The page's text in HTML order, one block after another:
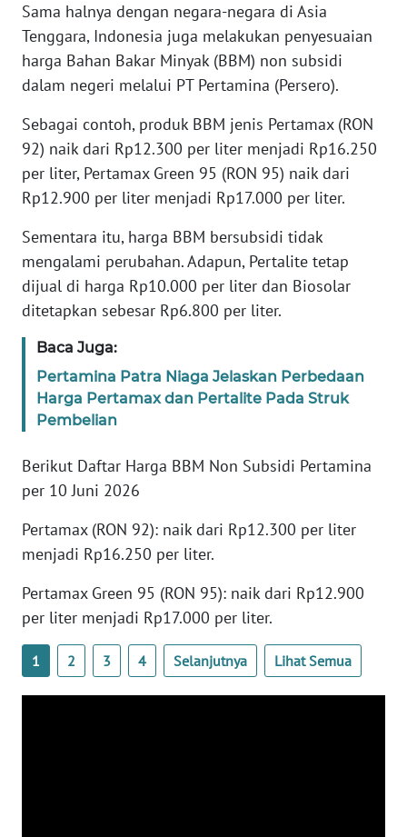
Sama halnya dengan negara-negara di Asia
Tenggara, Indonesia juga melakukan penyesuaian
harga Bahan Bakar Minyak (BBM) non subsidi
dalam negeri melalui PT Pertamina (Persero).
Sebagai contoh, produk BBM jenis Pertamax (RON
92) naik dari Rp12.300 per liter menjadi Rp16.250
per liter, Pertamax Green 95 (RON 95) naik dari
Rp12.900 per liter menjadi Rp17.000 per liter.
Sementara itu, harga BBM bersubsidi tidak
mengalami perubahan. Adapun, Pertalite tetap
dijual di harga Rp10.000 per liter dan Biosolar
ditetapkan sebesar Rp6.800 per liter.
Baca Juga:
Pertamina Patra Niaga Jelaskan Perbedaan
Harga Pertamax dan Pertalite Pada Struk
Pembelian
Berikut Daftar Harga BBM Non Subsidi Pertamina
per 10 Juni 2026
Pertamax (RON 92): naik dari Rp12.300 per liter
menjadi Rp16.250 per liter.
Pertamax Green 95 (RON 95): naik dari Rp12.900
per liter menjadi Rp17.000 per liter.
1 2 3 4 Selanjutnya Lihat Semua
REDAKSI
KARIR
Wahana
News
Regional
WN
SUMUT
WN
WN
JABAR
BANTEN
NTT
KEPRI
WN
PAPUA